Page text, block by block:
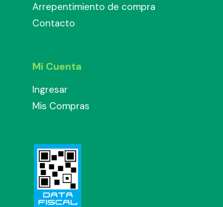
Arrepentimiento de compra
Contacto
Mi Cuenta
Ingresar
Mis Compras